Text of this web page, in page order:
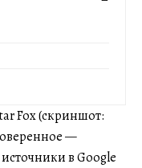
Fox (скриншот:
—
в Google